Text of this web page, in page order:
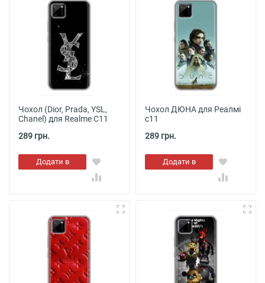
Чохол (Dior, Prada, YSL,
Chanel) для Realme C11
289 грн.
Додати в
кошик
Чохол ДЮНА для Реалмі
с11
289 грн.
Додати в
кошик